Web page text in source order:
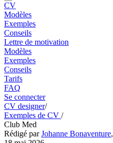
CV
Modèles
Exemples
Conseils
Lettre de motivation
Modèles
Exemples
Conseils
Tarifs
FAQ
Se connecter
CV designer/
Exemples de CV /
Club Med
Rédigé parJohanne Bonaventure,